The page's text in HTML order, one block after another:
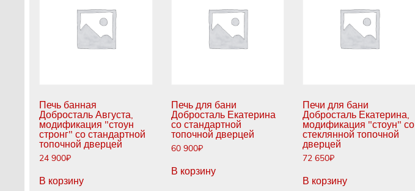
Печь банная
Добросталь Августа,
модификация "стоун
стронг" со стандартной
топочной дверцей
24 900₽
В корзину
Печь для бани
Добросталь Екатерина
со стандартной
топочной дверцей
60 900₽
В корзину
Печи для бани
Добросталь Екатерина,
модификация "стоун" со
стеклянной топочной
дверцей
72 650₽
В корзину